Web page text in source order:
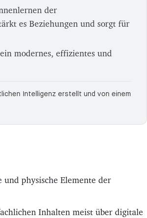
der
es Beziehungen und sorgt für
modernes, effizientes und
Intelligenz erstellt und von einem
physische Elemente der
Inhalten meist über digitale